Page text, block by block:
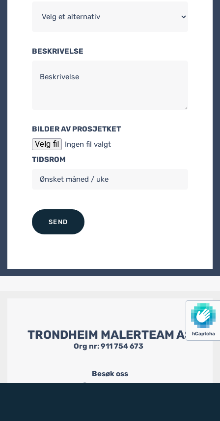
hCaptcha
BESKRIVELSE
BILDER AV PROSJETKET
Velg fil
Ingen fil valgt
TIDSROM
TRONDHEIM MALERTEAM AS
Org nr: 911 754 673
Besøk oss